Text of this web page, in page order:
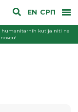
EN СРП
humanitarnih kutija niti na